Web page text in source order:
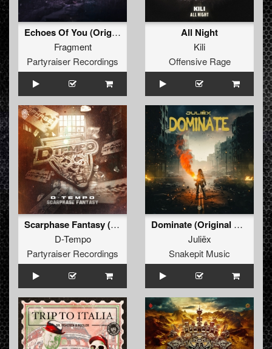
Echoes Of You (Original Mix)
Fragment
Partyraiser Recordings
All Night
Kili
Offensive Rage
Scarphase Fantasy (Orginal Mix)
D-Tempo
Partyraiser Recordings
Dominate (Original Mix)
Juliëx
Snakepit Music